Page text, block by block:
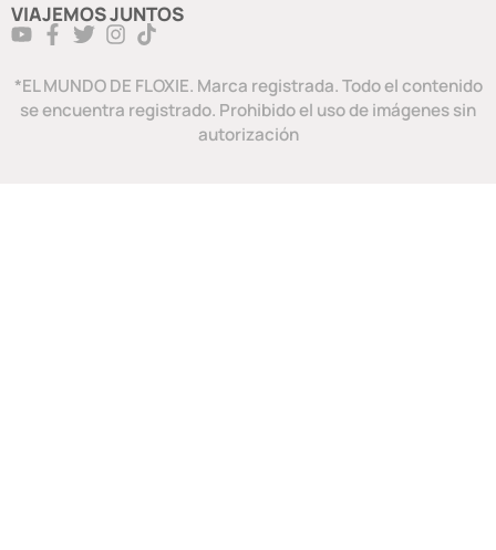
VIAJEMOS JUNTOS
*EL MUNDO DE FLOXIE. Marca registrada. Todo el contenido
se encuentra registrado. Prohibido el uso de imágenes sin
autorización